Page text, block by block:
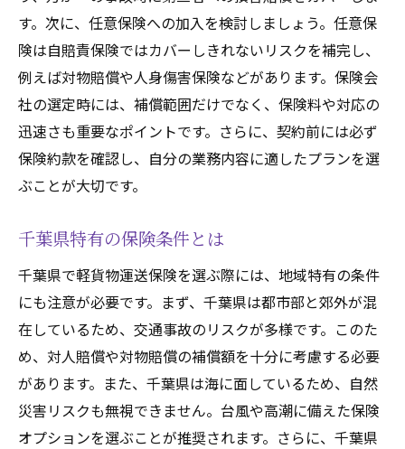
保険がビジネスに与える影響
保険未加入のリスクとその代償
千葉県内での軽貨物運送保険の種類と特徴を知
ろう
基本的な保険種類とその特徴
貨物保険と自動車保険の違い
特定のリスクに対応する保険
保険会社ごとの特徴とサービス
保険の併用とそのメリット
軽貨物運送保険を比較する際の重要なチェック
ポイント
保険料と補償内容のバランス
保険会社の信頼性と評判
補償範囲の詳細と制限事項
す。次に、任意保険への加入を検討しましょう。任意保
険は自賠責保険ではカバーしきれないリスクを補完し、
例えば対物賠償や人身傷害保険などがあります。保険会
社の選定時には、補償範囲だけでなく、保険料や対応の
迅速さも重要なポイントです。さらに、契約前には必ず
保険約款を確認し、自分の業務内容に適したプランを選
ぶことが大切です。
千葉県特有の保険条件とは
千葉県で軽貨物運送保険を選ぶ際には、地域特有の条件
にも注意が必要です。まず、千葉県は都市部と郊外が混
在しているため、交通事故のリスクが多様です。このた
め、対人賠償や対物賠償の補償額を十分に考慮する必要
があります。また、千葉県は海に面しているため、自然
災害リスクも無視できません。台風や高潮に備えた保険
オプションを選ぶことが推奨されます。さらに、千葉県